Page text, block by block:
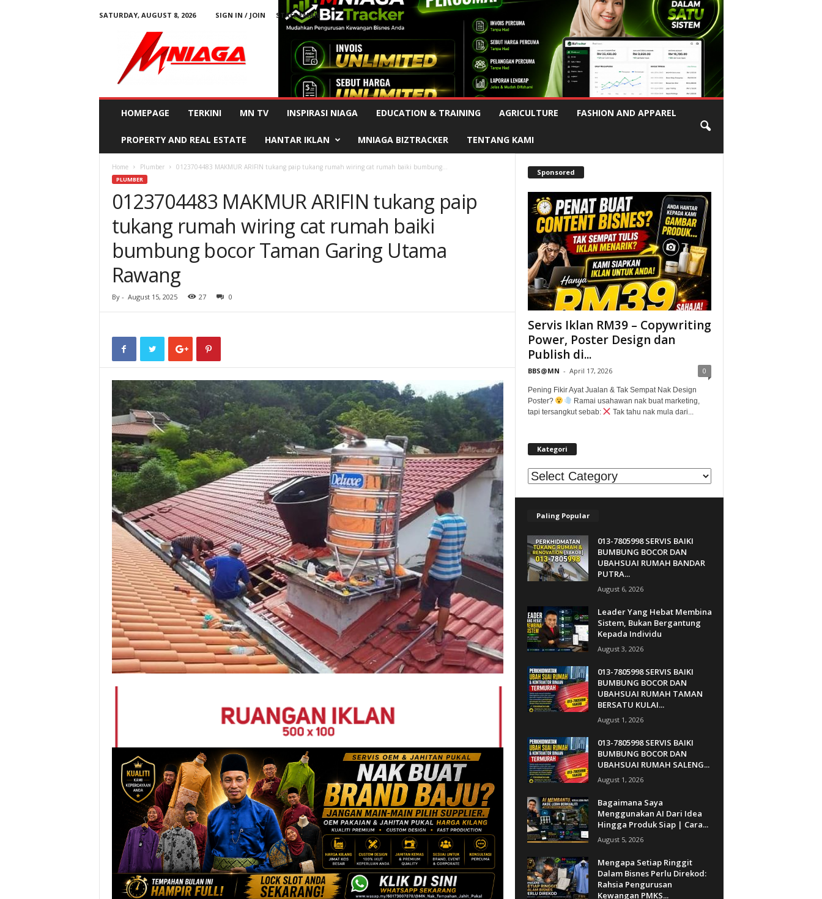
SATURDAY, AUGUST 8, 2026 SIGN IN / JOIN STAFF EMAIL
Advertisement
HOMEPAGE TERKINI MN TV INSPIRASI NIAGA EDUCATION & TRAINING AGRICULTURE FASHION AND APPAREL
PROPERTY AND REAL ESTATE HANTAR IKLAN MNIAGA BIZTRACKER TENTANG KAMI
Home Plumber 0123704483 MAKMUR ARIFIN tukang paip tukang rumah wiring cat rumah baiki bumbung...
PLUMBER
0123704483 MAKMUR ARIFIN tukang paip
tukang rumah wiring cat rumah baiki
bumbung bocor Taman Garing Utama
Rawang
By - August 15, 2025 27 0
Sponsored
Servis Iklan RM39 – Copywriting
Power, Poster Design dan
Publish di...
BBS@MN - April 17, 2026 0
Pening Fikir Ayat Jualan & Tak Sempat Nak Design
Poster?
Ramai usahawan nak buat marketing,
tapi tersangkut sebab:
Tak tahu nak mula dari...
Kategori
Kategori
Paling Popular
013-7805998 SERVIS BAIKI
BUMBUNG BOCOR DAN
UBAHSUAI RUMAH BANDAR
PUTRA...
August 6, 2026
Leader Yang Hebat Membina
Sistem, Bukan Bergantung
Kepada Individu
August 3, 2026
013-7805998 SERVIS BAIKI
BUMBUNG BOCOR DAN
UBAHSUAI RUMAH TAMAN
BERSATU KULAI...
August 1, 2026
013-7805998 SERVIS BAIKI
BUMBUNG BOCOR DAN
UBAHSUAI RUMAH SALENG...
August 1, 2026
Bagaimana Saya
Menggunakan AI Dari Idea
Hingga Produk Siap | Cara...
August 5, 2026
Mengapa Setiap Ringgit
Dalam Bisnes Perlu Direkod:
Rahsia Pengurusan
Kewangan PMKS...